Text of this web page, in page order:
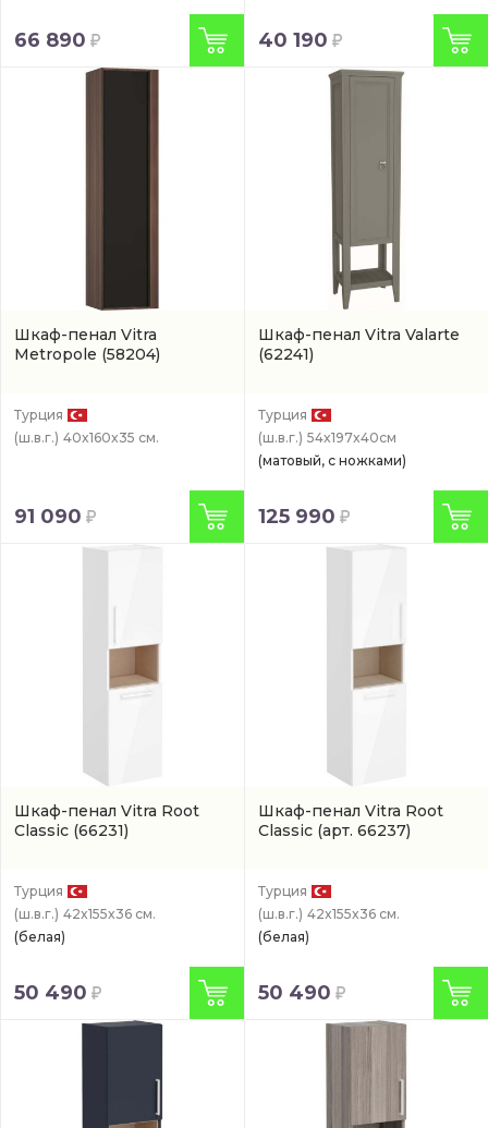
66 890 40 190
Шкаф-пенал Vitra
Metropole (58204)
Турция
(ш.в.г.) 40x160x35 см.
91 090
Шкаф-пенал Vitra Valarte
(62241)
Турция
(ш.в.г.) 54x197x40см
(матовый, с ножками)
125 990
Шкаф-пенал Vitra Root
Classic (66231)
Турция
(ш.в.г.) 42x155x36 см.
(белая)
50 490
Шкаф-пенал Vitra Root
Classic (арт. 66237)
Турция
(ш.в.г.) 42x155x36 см.
(белая)
50 490